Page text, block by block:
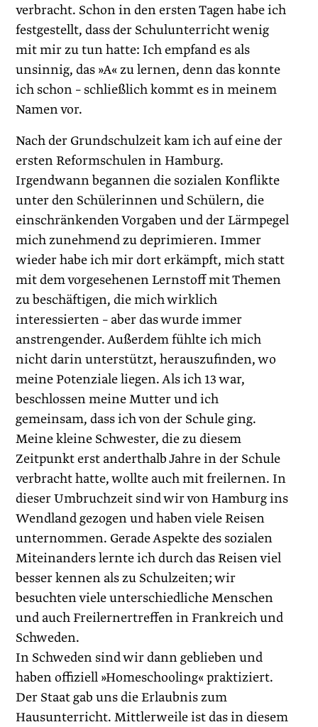
verbracht. Schon in den ersten Tagen habe ich
festgestellt, dass der Schulunterricht wenig
mit mir zu tun hatte: Ich empfand es als
unsinnig, das »A« zu lernen, denn das konnte
ich schon – schließlich kommt es in meinem
Namen vor.
Nach der Grundschulzeit kam ich auf eine der
ersten Reformschulen in Hamburg.
Irgendwann begannen die sozialen Konflikte
unter den Schülerinnen und Schülern, die
einschränkenden Vorgaben und der Lärmpegel
mich zunehmend zu deprimieren. Immer
wieder habe ich mir dort erkämpft, mich statt
mit dem vorgesehenen Lernstoff mit Themen
zu beschäftigen, die mich wirklich
interessierten – aber das wurde immer
anstrengender. Außerdem fühlte ich mich
nicht darin unterstützt, herauszufinden, wo
meine Potenziale liegen. Als ich 13 war,
beschlossen meine Mutter und ich
gemeinsam, dass ich von der Schule ging.
Meine kleine Schwester, die zu diesem
Zeitpunkt erst anderthalb Jahre in der Schule
verbracht hatte, wollte auch mit freilernen. In
dieser Umbruchzeit sind wir von Hamburg ins
Wendland gezogen und haben viele Reisen
unternommen. Gerade Aspekte des sozialen
Miteinanders lernte ich durch das Reisen viel
besser kennen als zu Schulzeiten; wir
besuchten viele unterschiedliche Menschen
und auch Freilerner­treffen in Frankreich und
Schweden.
In Schweden sind wir dann geblieben und
haben offiziell »Homeschooling« praktiziert.
Der Staat gab uns die Erlaubnis zum
Hausunterricht. Mittlerweile ist das in diesem